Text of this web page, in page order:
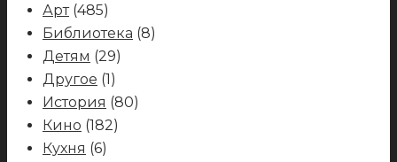
Арт(485)
Библиотека (8)
Детям (29)
Другое (1)
История (80)
Кино (182)
Кухня (6)